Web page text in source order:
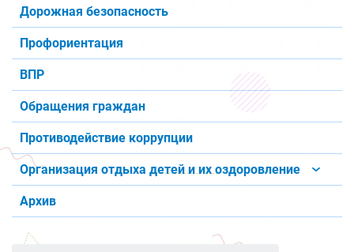
Дорожная безопасность
Профориентация
ВПР
Обращения граждан
Противодействие коррупции
Организация отдыха детей и их оздоровление
Архив